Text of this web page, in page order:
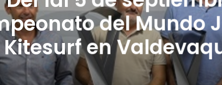
del Mundo
en